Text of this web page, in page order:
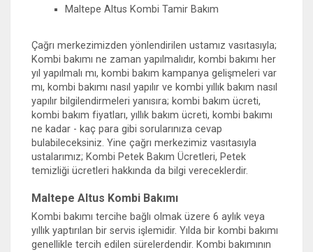
Maltepe Altus Kombi Tamir Bakım
Çağrı merkezimizden yönlendirilen ustamız vasıtasıyla;
Kombi bakımı ne zaman yapılmalıdır, kombi bakımı her
yıl yapılmalı mı, kombi bakım kampanya gelişmeleri var
mı, kombi bakımı nasıl yapılır ve kombi yıllık bakım nasıl
yapılır bilgilendirmeleri yanısıra; kombi bakım ücreti,
kombi bakım fiyatları, yıllık bakım ücreti, kombi bakımı
ne kadar - kaç para gibi sorularınıza cevap
bulabileceksiniz. Yine çağrı merkezimiz vasıtasıyla
ustalarımız; Kombi Petek Bakım Ücretleri, Petek
temizliği ücretleri hakkında da bilgi vereceklerdir.
Maltepe Altus Kombi Bakımı
Kombi bakımı tercihe bağlı olmak üzere 6 aylık veya
yıllık yaptırılan bir servis işlemidir. Yılda bir kombi bakımı
genellikle tercih edilen sürelerdendir. Kombi bakımının